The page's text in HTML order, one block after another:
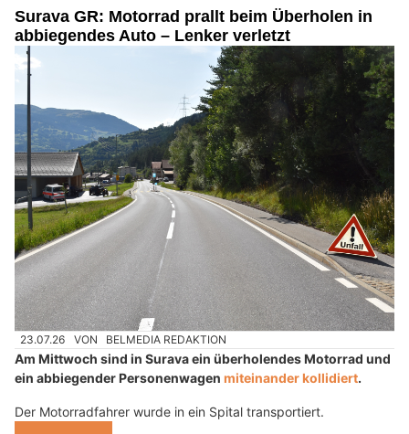
Surava GR: Motorrad prallt beim Überholen in
abbiegendes Auto – Lenker verletzt
23.07.26 VON BELMEDIA REDAKTION
Am Mittwoch sind in Surava ein überholendes Motorrad und
ein abbiegender Personenwagen miteinander kollidiert.
Der Motorradfahrer wurde in ein Spital transportiert.